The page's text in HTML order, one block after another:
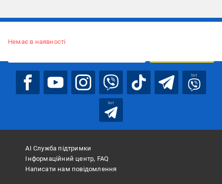
Немає в наявності
bot
bot
АІ Служба підтримки
Інформаційний центр, FAQ
Написати нам повідомлення